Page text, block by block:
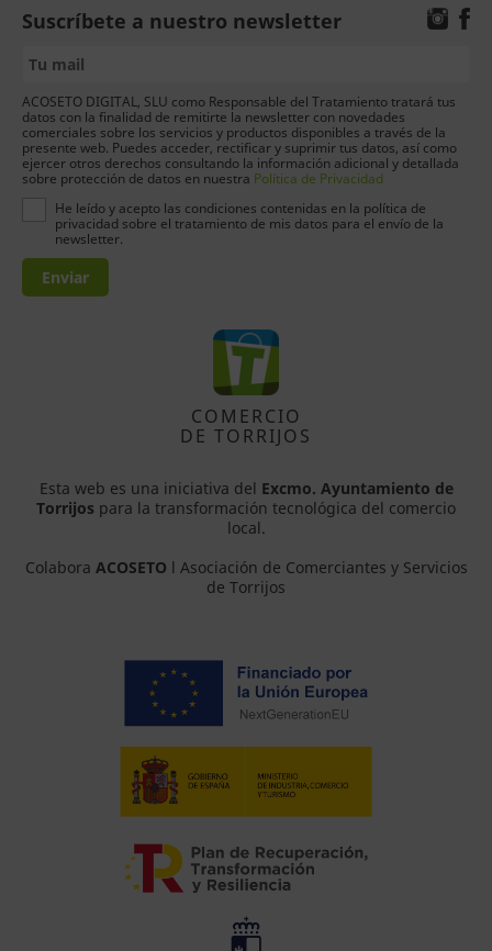
Suscríbete a nuestro newsletter
ACOSETO DIGITAL, SLU como Responsable del Tratamiento tratará tus
datos con la finalidad de remitirte la newsletter con novedades
comerciales sobre los servicios y productos disponibles a través de la
presente web. Puedes acceder, rectificar y suprimir tus datos, así como
ejercer otros derechos consultando la información adicional y detallada
sobre protección de datos en nuestra Política de Privacidad
He leído y acepto las condiciones contenidas en la política de
privacidad sobre el tratamiento de mis datos para el envío de la
newsletter.
Enviar
COMERCIO
DE TORRIJOS
Esta web es una iniciativa del Excmo. Ayuntamiento de
Torrijos para la transformación tecnológica del comercio
local.
Colabora ACOSETO l Asociación de Comerciantes y Servicios
de Torrijos